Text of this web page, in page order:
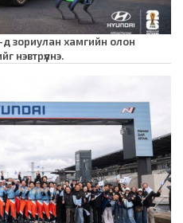
зориулан хамгийн олон
нэвтрүүлнэ.